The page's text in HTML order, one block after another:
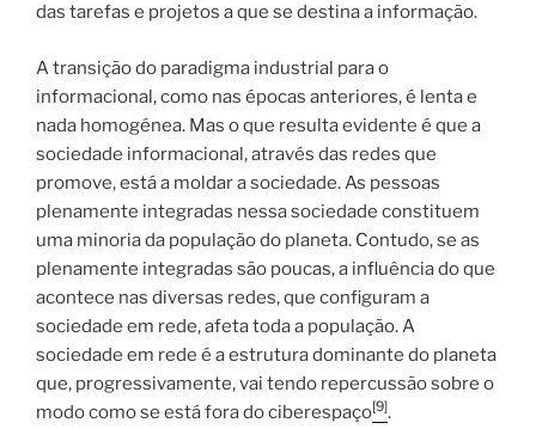
das tarefas e projetos a que se destina a informação.
A transição do paradigma industrial para o
informacional, como nas épocas anteriores, é lenta e
nada homogénea. Mas o que resulta evidente é que a
sociedade informacional, através das redes que
promove, está a moldar a sociedade. As pessoas
plenamente integradas nessa sociedade constituem
uma minoria da população do planeta. Contudo, se as
plenamente integradas são poucas, a influência do que
acontece nas diversas redes, que configuram a
sociedade em rede, afeta toda a população. A
sociedade em rede é a estrutura dominante do planeta
que, progressivamente, vai tendo repercussão sobre o
modo como se está fora do ciberespaço[9].